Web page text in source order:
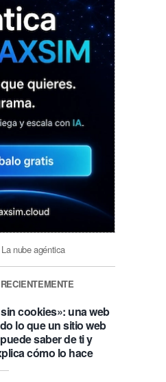
nube agéntica
cookies»: una web
lo que un sitio web
saber de ti y
cómo lo hace